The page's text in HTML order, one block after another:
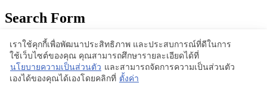
Search Form
Proudly powered by WordPress | Theme: BlogStyle
เราใช้คุกกี้เพื่อพัฒนาประสิทธิภาพ และประสบการณ์ที่ดีในการ
ใช้เว็บไซต์ของคุณ คุณสามารถศึกษารายละเอียดได้ที่
นโยบายความเป็นส่วนตัว และสามารถจัดการความเป็นส่วนตัว
เองได้ของคุณได้เองโดยคลิกที่ ตั้งค่า